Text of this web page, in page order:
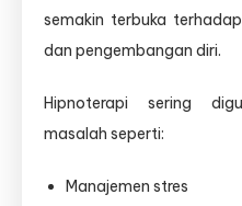
semakin terbuka
dan pengembangan diri.
Hipnoterapi sering
masalah seperti:
Manajemen stres